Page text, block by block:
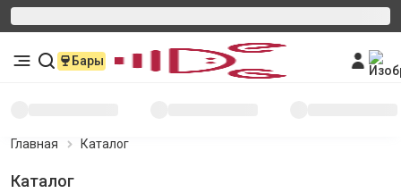
Бары
Главная Каталог
Каталог